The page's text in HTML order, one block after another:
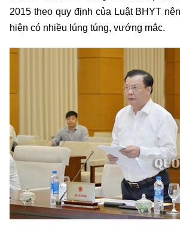
2015 theo quy định của Luật BHYT
hiện có nhiều lúng túng, vướng mắc.